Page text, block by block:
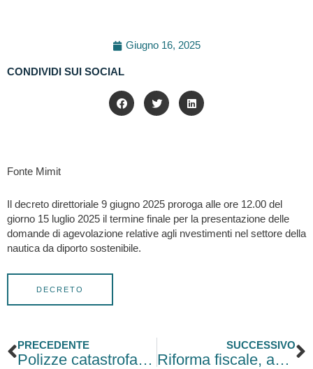
Giugno 16, 2025
CONDIVIDI SUI SOCIAL
Fonte Mimit
Il decreto direttoriale 9 giugno 2025 proroga alle ore 12.00 del
giorno 15 luglio 2025 il termine finale per la presentazione delle
domande di agevolazione relative agli nvestimenti nel settore della
nautica da diporto sostenibile.
DECRETO
Precedente
PRECEDENTE
Polizze catastrofali: nuove regole fiscali per conduttori e proprietari
SUCCESSIVO
Riforma fiscale, autotutela parziale con sanzioni ridotte